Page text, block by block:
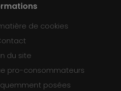
de cookies
du site
pro-consommateurs
posées